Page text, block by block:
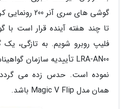
گوشی های سری
فلیپ روبرو شویم. به تازگی،
نموده است. حدس زده می گردد
همان مدل Magic V Flip باشد.